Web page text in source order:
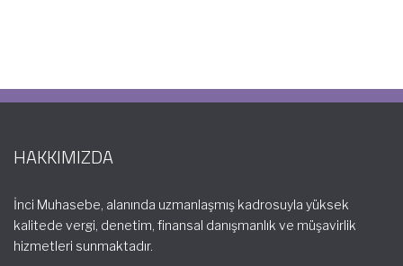
HAKKIMIZDA
İnci Muhasebe, alanında uzmanlaşmış kadrosuyla yüksek
kalitede vergi, denetim, finansal danışmanlık ve müşavirlik
hizmetleri sunmaktadır.